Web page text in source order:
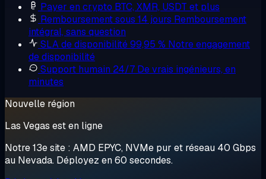
Payer en crypto BTC, XMR, USDT et plus
Remboursement sous 14 jours Remboursement
intégral, sans question
SLA de disponibilité 99,95 % Notre engagement
de disponibilité
Support humain 24/7 De vrais ingénieurs, en
minutes
Nouvelle région
Las Vegas est en ligne
Notre 13e site : AMD EPYC, NVMe pur et réseau 40 Gbps
au Nevada. Déployez en 60 secondes.